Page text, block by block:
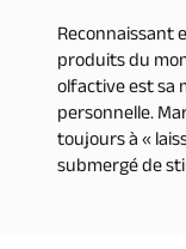
En tant que
fortement le
gamme de la
le parfum de niche
Reconnaissant
produits du
olfactive est sa
personnelle.
toujours à «
submergé de